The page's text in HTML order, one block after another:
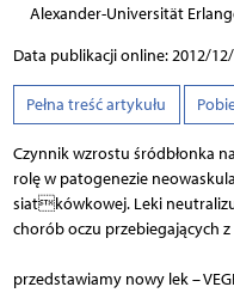
Alexander-Universität
Data publikacji online: 2012/
Pełna treść artykułu
Czynnik wzrostu śródbłonka
rolę w patogenezie
siatkówkowej. Leki
chorób oczu przebiegających
przedstawiamy nowy lek –